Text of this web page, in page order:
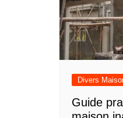
Divers
Guide